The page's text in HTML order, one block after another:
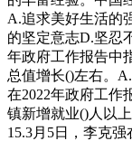
A.追求美好⽣活的
的坚定意志D.坚忍
年政府⼯作报告中
总值增⻓()左右。
在2022年政府⼯作
镇新增就业()⼈以
15.3⽉5⽇，李克